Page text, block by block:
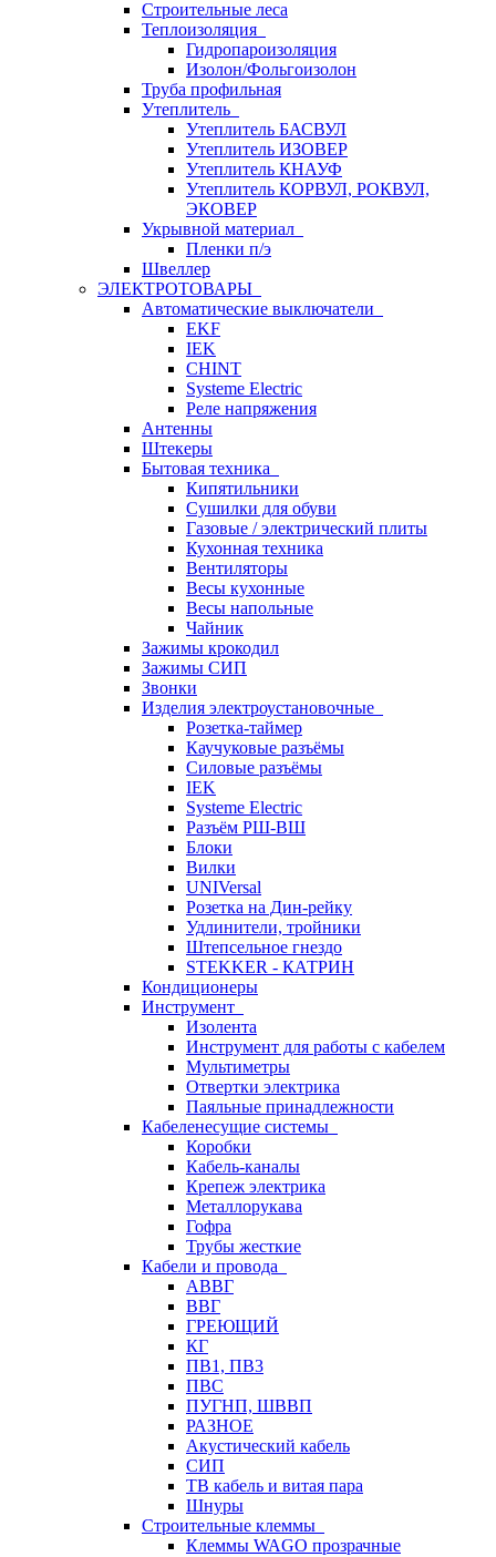
Строительные леса
Теплоизоляция
Гидропароизоляция
Изолон/Фольгоизолон
Труба профильная
Утеплитель
Утеплитель БАСВУЛ
Утеплитель ИЗОВЕР
Утеплитель КНАУФ
Утеплитель КОРВУЛ, РОКВУЛ,
ЭКОВЕР
Укрывной материал
Пленки п/э
Швеллер
ЭЛЕКТРОТОВАРЫ
Автоматические выключатели
EKF
IEK
CHINT
Systeme Electric
Реле напряжения
Антенны
Штекеры
Бытовая техника
Кипятильники
Сушилки для обуви
Газовые / электрический плиты
Кухонная техника
Вентиляторы
Весы кухонные
Весы напольные
Чайник
Зажимы крокодил
Зажимы СИП
Звонки
Изделия электроустановочные
Розетка-таймер
Каучуковые разъёмы
Силовые разъёмы
IEK
Systeme Electric
Разъём РШ-ВШ
Блоки
Вилки
UNIVersal
Розетка на Дин-рейку
Удлинители, тройники
Штепсельное гнездо
STEKKER - КАТРИН
Кондиционеры
Инструмент
Изолента
Инструмент для работы с кабелем
Мультиметры
Отвертки электрика
Паяльные принадлежности
Кабеленесущие системы
Коробки
Кабель-каналы
Крепеж электрика
Металлорукава
Гофра
Трубы жесткие
Кабели и провода
АВВГ
ВВГ
ГРЕЮЩИЙ
КГ
ПВ1, ПВ3
ПВС
ПУГНП, ШВВП
РАЗНОЕ
Акустический кабель
СИП
ТВ кабель и витая пара
Шнуры
Строительные клеммы
Клеммы WAGO прозрачные